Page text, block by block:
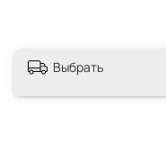
Выбрать